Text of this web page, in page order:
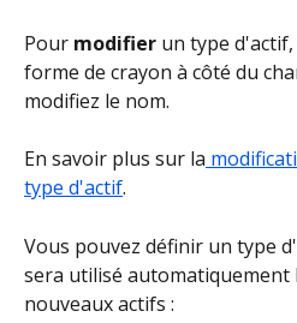
Pour modifier un type
forme de crayon à côté du
modifiez le nom.
En savoir plus sur la
type d'actif.
Vous pouvez définir un type
sera utilisé automatiquement
nouveaux actifs :